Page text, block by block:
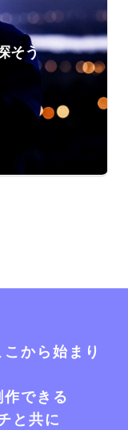
そう
から始まり
できる
と共に